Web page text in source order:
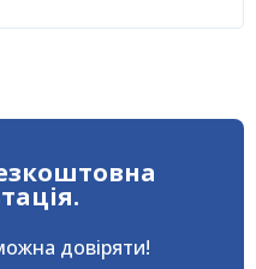
довіряти!